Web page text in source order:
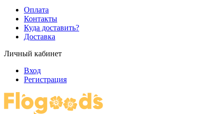
Оплата
Контакты
Куда доставить?
Доставка
Личный кабинет
Вход
Регистрация